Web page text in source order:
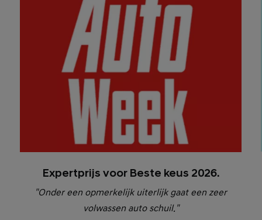
Expertprijs voor Beste keus 2026.
"Onder een opmerkelijk uiterlijk gaat een zeer
volwassen auto schuil."